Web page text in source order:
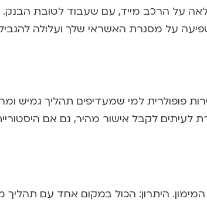
על הרכב מייד, עם שעבוד לטובת הבנק.
על מסגרת האשראי שלך ועלולה
פופולרית למי שמעדיפים תהליך גמיש
לעיתים לקבל אישור מהיר, גם אם
היתרון: הכול במקום אחד עם תהליך